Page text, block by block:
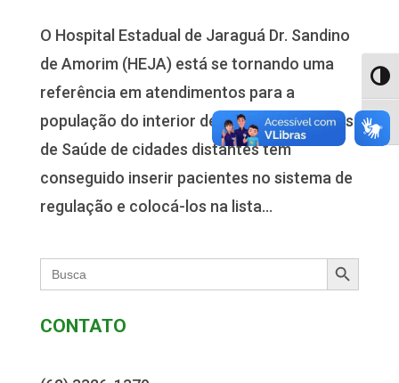
O Hospital Estadual de Jaraguá Dr. Sandino
de Amorim (HEJA) está se tornando uma
referência em atendimentos para a
população do interior de Goiás. Secretarias
de Saúde de cidades distantes têm
conseguido inserir pacientes no sistema de
regulação e colocá-los na lista...
Search
for:
Search Button
CONTATO